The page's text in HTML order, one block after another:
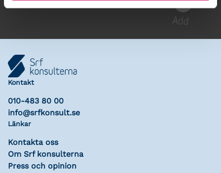
Kontakt
010-483 80 00
info@srfkonsult.se
Länkar
Kontakta oss
Om Srf konsulterna
Press och opinion